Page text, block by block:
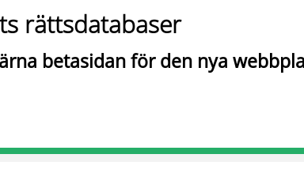
rättsdatabaser
betasidan för den nya